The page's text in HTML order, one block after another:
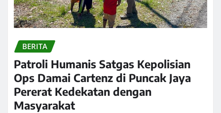
BERITA
Patroli Humanis Satgas Kepolisian
Ops Damai Cartenz di Puncak Jaya
Pererat Kedekatan dengan
Masyarakat